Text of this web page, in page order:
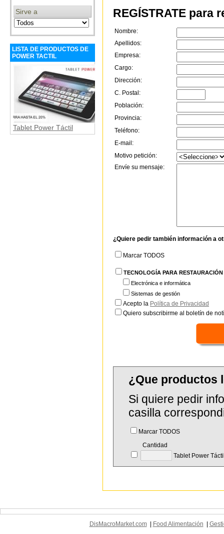
Sirve a
LISTA DE PRODUCTOS DE
POWER TACTIL
Tablet Power Táctil
REGÍSTRATE para
Nombre:
Apellidos:
Empresa:
Cargo:
Dirección:
C. Postal:
Población:
Provincia:
Teléfono:
E-mail:
Motivo petición:
Envíe su mensaje:
¿Quiere pedir también información a
Marcar TODOS
TECNOLOGÍA PARA RESTAURACIÓN
Electrónica e informática
Sistemas de gestión
Acepto la Política de Privacidad
Quiero subscribirme al boletín de
¿Que productos
Si quiere pedir
casilla
Marcar TODOS
Cantidad
Tablet Power
DisMacroMarket.com| Food Alimentación